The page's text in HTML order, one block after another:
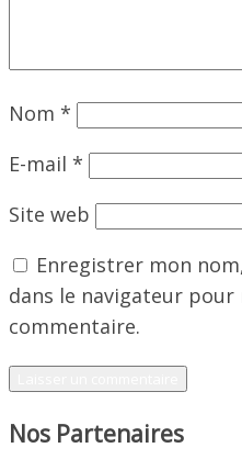
Nom *
E-mail *
Site web
Enregistrer mon
dans le navigateur
commentaire.
Nos Partenaires